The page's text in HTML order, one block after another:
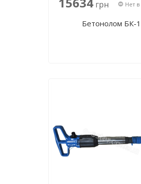
грн Нет
Бетонолом БК-1